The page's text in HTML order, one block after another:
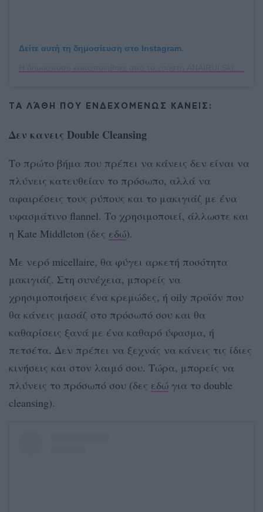
Δείτε αυτή τη δημοσίευση στο Instagram.
ΤΑ ΛΆΘΗ ΠΟΥ ΕΝΔΕΧΟΜΕΝΩΣ ΚΑΝΕΙΣ:
Δεν κανεις Double Cleansing
Το πρώτο βήμα που πρέπει να κάνεις δεν είναι να
πλύνεις κατευθείαν το πρόσωπο, αλλά να
αφαιρέσεις τους ρύπους και το μακιγιάζ με ένα
υφασμάτινο flannel. Το χρησιμοποιεί, άλλωστε και
η Kate Middleton (δες εδώ).
Με νερό micellaire, θα φύγει αρκετή ποσότητα
μακιγιάζ. Στη συνέχεια, μπορείς να
χρησιμοποιήσεις ένα κρεμώδες, ή oily προϊόν που
θα κάνεις μασάζ στο πρόσωπό σου και θα
καθαρίσεις ξανά με ένα καθαρό ύφασμα, ή
πετσέτα. Δεν πρέπει να ξεχνάς να κάνεις τις ίδιες
κινήσεις και στον λαιμό σου. Τώρα, μπορείς να
πλύνεις το πρόσωπό σου (δες εδώ για το double
cleansing).